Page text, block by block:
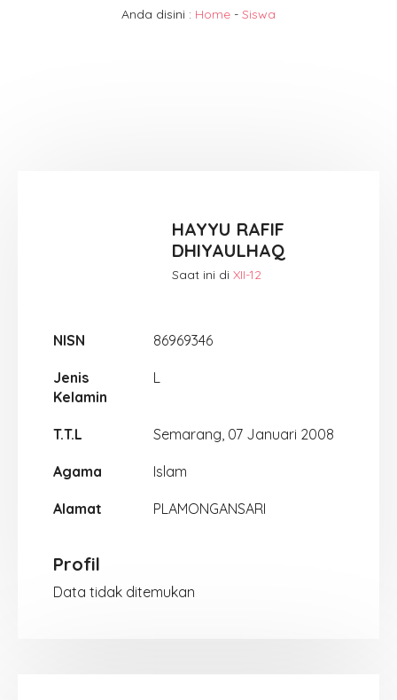
Anda disini : Home - Siswa
HAYYU RAFIF
DHIYAULHAQ
Saat ini diXII-12
NISN 86969346
Jenis
Kelamin
L
T.T.L Semarang, 07 Januari 2008
Agama Islam
Alamat PLAMONGANSARI
Profil
Data tidak ditemukan